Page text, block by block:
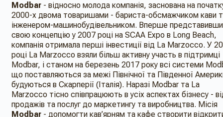
Modbar - відносно молода компанія, заснована на
2000-х двома товаришами - бариста-обсмажчиком кави
інженером-машинобудівельником. Вперше представивши
свою концепцію у 2007 році на SCAA Expo в Long Beach,
компанія отримала перші інвестиції від La Marzocco. У
році La Marzocco взяли більш активну участь в підтримці
Modbar, і станом на березень 2017 року всі системи
що поставляються за межі Північної та Південної
будуються в Скарперії (Італія). Наразі Modbar та La
Marzocco тісно співпрацюють в усіх аспектах бізнесу -
продажів та послуг до маркетингу та виробництва. Місія
Modbar - допомогти кав’ярням та кафе створити